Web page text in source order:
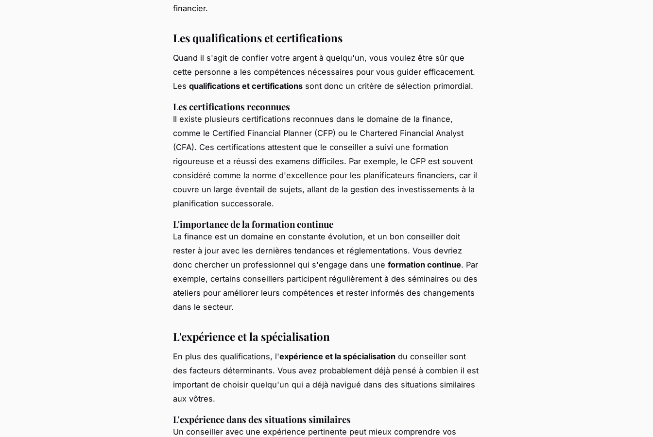
financier.
Les qualifications et certifications
Quand il s'agit de confier votre argent à quelqu'un, vous voulez être sûr que
cette personne a les compétences nécessaires pour vous guider efficacement.
Les qualifications et certifications sont donc un critère de sélection primordial.
Les certifications reconnues
Il existe plusieurs certifications reconnues dans le domaine de la finance,
comme le Certified Financial Planner (CFP) ou le Chartered Financial Analyst
(CFA). Ces certifications attestent que le conseiller a suivi une formation
rigoureuse et a réussi des examens difficiles. Par exemple, le CFP est souvent
considéré comme la norme d'excellence pour les planificateurs financiers, car il
couvre un large éventail de sujets, allant de la gestion des investissements à la
planification successorale.
L'importance de la formation continue
La finance est un domaine en constante évolution, et un bon conseiller doit
rester à jour avec les dernières tendances et réglementations. Vous devriez
donc chercher un professionnel qui s'engage dans une formation continue. Par
exemple, certains conseillers participent régulièrement à des séminaires ou des
ateliers pour améliorer leurs compétences et rester informés des changements
dans le secteur.
L'expérience et la spécialisation
En plus des qualifications, l'expérience et la spécialisation du conseiller sont
des facteurs déterminants. Vous avez probablement déjà pensé à combien il est
important de choisir quelqu'un qui a déjà navigué dans des situations similaires
aux vôtres.
L'expérience dans des situations similaires
Un conseiller avec une expérience pertinente peut mieux comprendre vos